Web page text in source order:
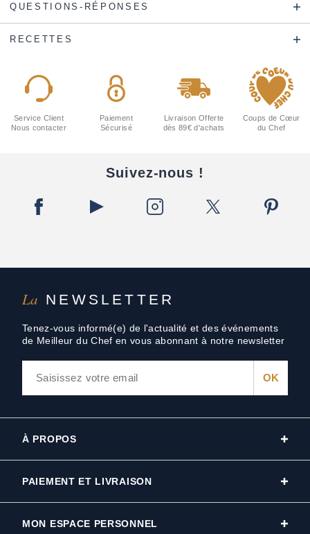
QUESTIONS-RÉPONSES
RECETTES
La NEWSLETTER
Tenez-vous informé(e) de l'actualité et des événements
de Meilleur du Chef en vous abonnant à notre newsletter
Service Client
Nous contacter
Paiement
Sécurisé
Livraison Offerte
dès 89€ d'achats
Coups de Cœur
du Chef
Suivez-nous !
À PROPOS
PAIEMENT ET LIVRAISON
MON ESPACE PERSONNEL